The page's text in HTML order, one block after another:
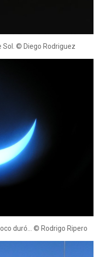
Sol. © Diego Rodriguez
duró… © Rodrigo Ripero